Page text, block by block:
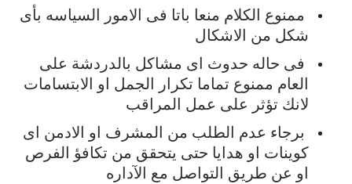
ممنوع الكلام منعا باتا فى الامور السياسه بأى
شكل من الاشكال
فى حاله حدوث اى مشاكل بالدردشة على
العام ممنوع تماما تكرار الجمل او الابتسامات
لانك تؤثر على عمل المراقب
برجاء عدم الطلب من المشرف او الادمن اى
كوينات او هدايا حتى يتحقق من تكافؤ الفرص
او عن طريق التواصل مع الآداره